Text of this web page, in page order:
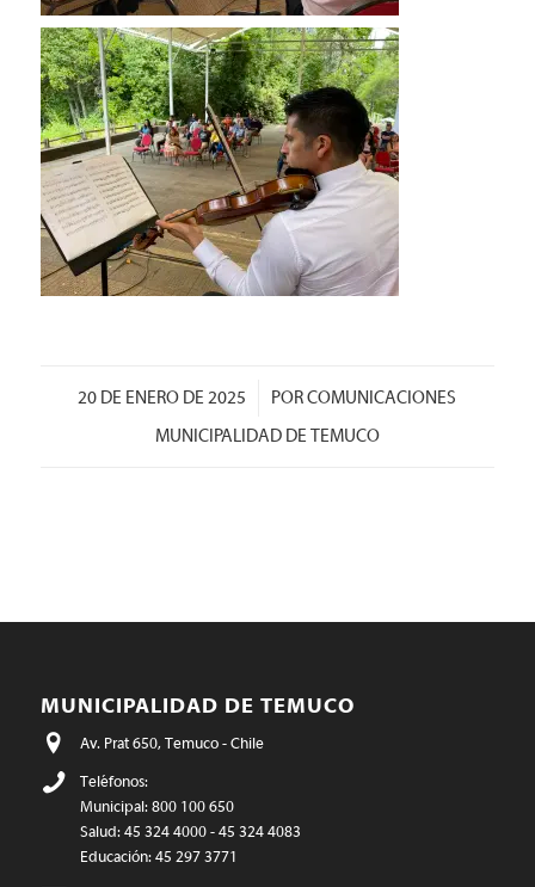
20 DE ENERO DE 2025
/ PORCOMUNICACIONES
MUNICIPALIDAD DE TEMUCO
MUNICIPALIDAD DE TEMUCO
Av. Prat 650, Temuco - Chile
Teléfonos:
Municipal: 800 100 650
Salud: 45 324 4000 - 45 324 4083
Educación: 45 297 3771